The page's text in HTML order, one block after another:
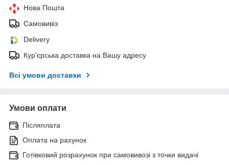
Нова Пошта
Самовивіз
Delivery
Кур'єрська доставка на Вашу адресу
Всі умови доставки
Умови оплати
Післяплата
Оплата на рахунок
Готівковий розрахунок при самовивозі з точки видачі